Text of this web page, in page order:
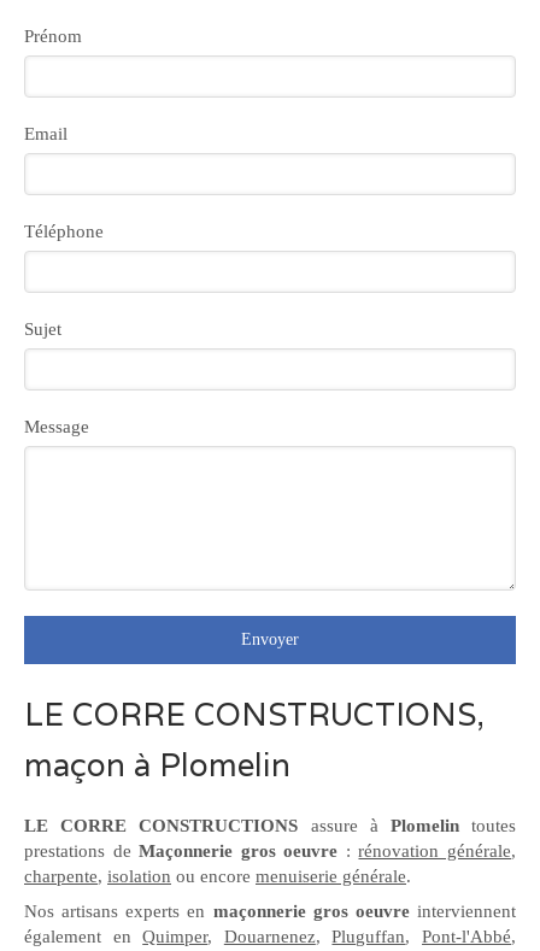
Prénom
Email
Téléphone
Sujet
Message
Envoyer
LE CORRE CONSTRUCTIONS,
maçon à Plomelin
LE CORRE CONSTRUCTIONS assure à Plomelintoutes
prestations deMaçonnerie gros oeuvre :rénovation générale,
charpente, isolation ou encore menuiserie générale.
Nos artisans experts en maçonnerie gros oeuvreinterviennent
également enQuimper, Douarnenez,Pluguffan,Pont-l'Abbé,